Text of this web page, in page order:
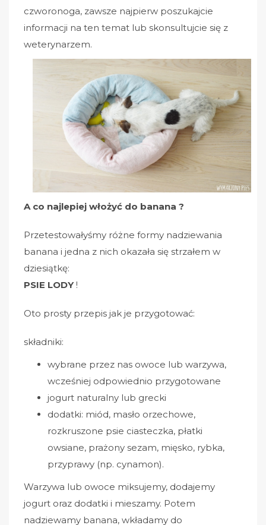
czworonoga, zawsze najpierw poszukajcie
informacji na ten temat lub skonsultujcie się z
weterynarzem.
A co najlepiej włożyć do banana ?
Przetestowałyśmy różne formy nadziewania
banana i jedna z nich okazała się strzałem w
dziesiątkę:
PSIE LODY !
Oto prosty przepis jak je przygotować:
składniki:
wybrane przez nas owoce lub warzywa,
wcześniej odpowiednio przygotowane
jogurt naturalny lub grecki
dodatki: miód, masło orzechowe,
rozkruszone psie ciasteczka, płatki
owsiane, prażony sezam, mięsko, rybka,
przyprawy (np. cynamon).
Warzywa lub owoce miksujemy, dodajemy
jogurt oraz dodatki i mieszamy. Potem
nadziewamy banana, wkładamy do